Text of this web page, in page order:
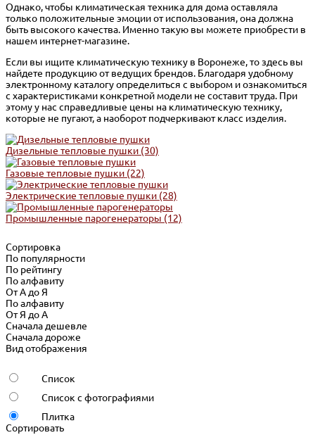
Однако, чтобы климатическая техника для дома оставляла
только положительные эмоции от использования, она должна
быть высокого качества. Именно такую вы можете приобрести в
нашем интернет-магазине.
Если вы ищите климатическую технику в Воронеже, то здесь вы
найдете продукцию от ведущих брендов. Благодаря удобному
электронному каталогу определиться с выбором и ознакомиться
с характеристиками конкретной модели не составит труда. При
этому у нас справедливые цены на климатическую технику,
которые не пугают, а наоборот подчеркивают класс изделия.
Дизельные тепловые пушки (30)
Газовые тепловые пушки (22)
Электрические тепловые пушки (28)
Промышленные парогенераторы (12)
Сортировка
По популярности
По рейтингу
По алфавиту
От А до Я
По алфавиту
От Я до А
Сначала дешевле
Сначала дороже
Вид отображения
Список
Список с фотографиями
Плитка
Сортировать